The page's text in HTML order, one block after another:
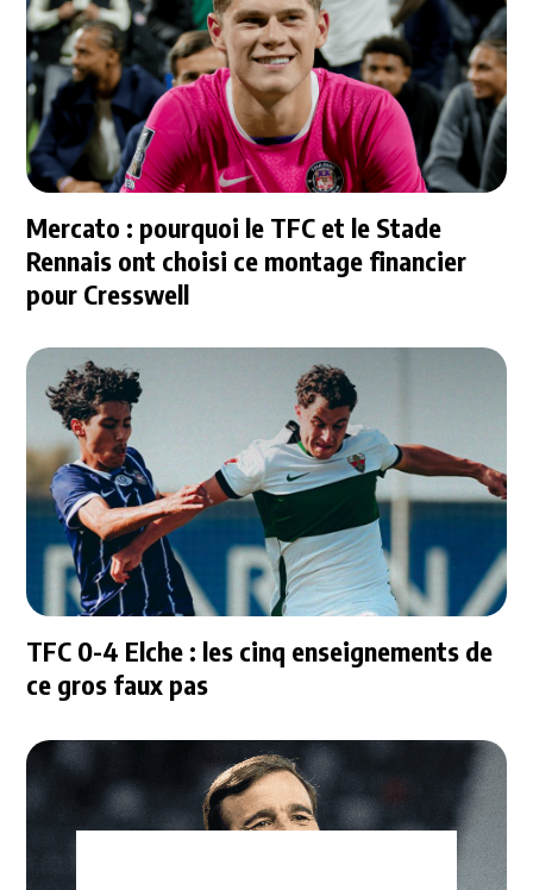
Mercato : pourquoi le TFC et le Stade
Rennais ont choisi ce montage financier
pour Cresswell
TFC 0-4 Elche : les cinq enseignements de
ce gros faux pas